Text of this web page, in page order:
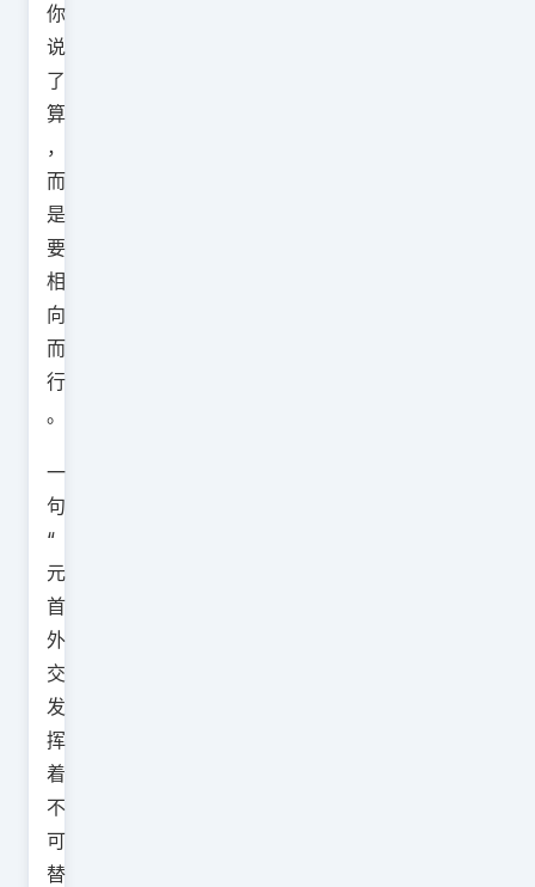
你
说
了
算
，
而
是
要
相
向
而
行
。
一
句
“
元
首
外
交
发
挥
着
不
可
替